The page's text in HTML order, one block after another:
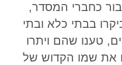
כחברי המסדר,
בבתי כלא ובתי
טענו שהם ויתרו
את שמו הקדוש של